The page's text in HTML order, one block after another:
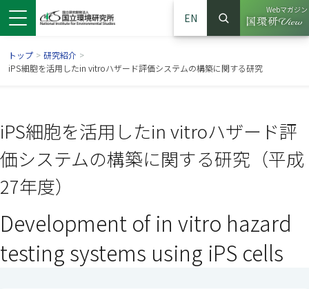
ウで開きます）
ンドウで開きます）
ウインドウで開きます）
EN
サイト内検索
検索
Webマガジン
（別ウイ
トップ > 研究紹介 >
iPS細胞を活用したin vitroハザード評価システムの構築に関する研究
iPS細胞を活用したin vitroハザード評
価システムの構築に関する研究（平成
27年度）
Development of in vitro hazard
testing systems using iPS cells